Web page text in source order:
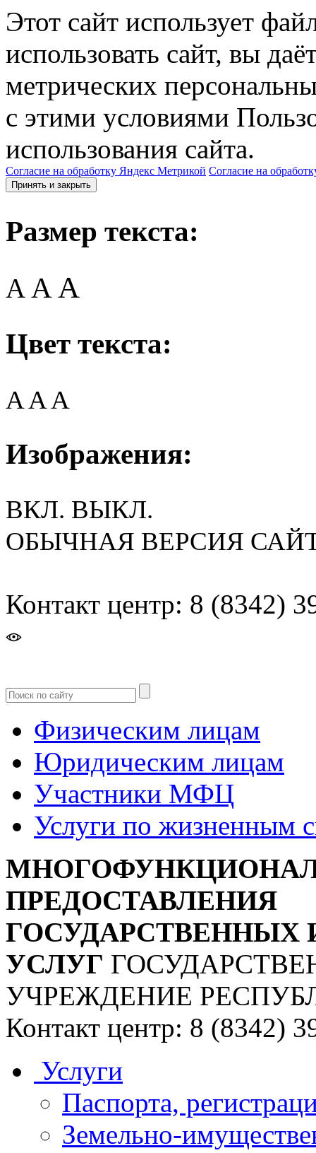
Этот сайт использует
использовать сайт, вы
метрических
с этими условиями
использования сайта.
Согласие на обработку Яндекс Метрикой Согласие на
Принять и закрыть
Размер текста:
A AA
Цвет текста:
AAA
Изображения:
ВКЛ. ВЫКЛ.
ОБЫЧНАЯ ВЕРСИЯ
Контакт центр: 8 (8342)
Физическим лицам
Юридическим лицам
Участники МФЦ
Услуги по жизненным
ПРЕДОСТАВЛЕНИЯ
УСЛУГ
УЧРЕЖДЕНИЕ
Контакт центр: 8 (8342)
Услуги
Паспорта,
Земельно-